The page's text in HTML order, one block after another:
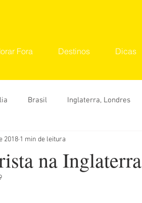
Fora Destinos Dicas
Brasil Inglaterra, Londres
Seu Lugar
na Inglaterra
2018 1 min de leitura